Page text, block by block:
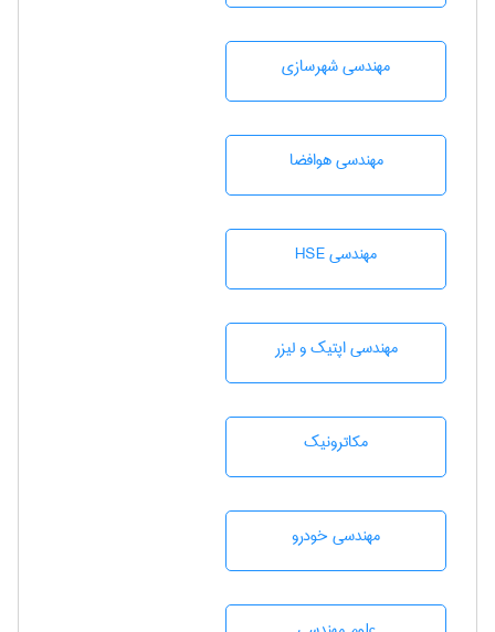
مهندسی شهرسازی
مهندسی هوافضا
مهندسی HSE
مهندسی اپتیک و لیزر
مکاترونیک
مهندسی خودرو